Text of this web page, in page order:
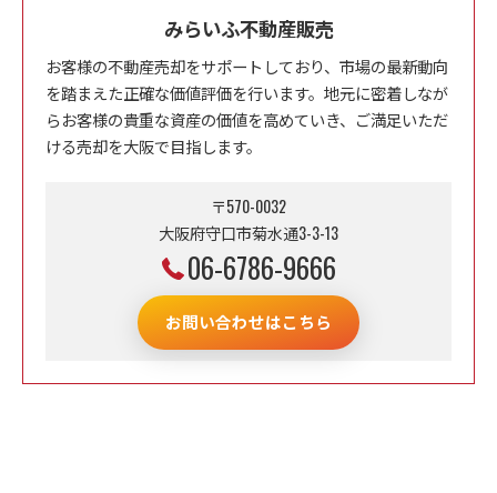
みらいふ不動産販売
お客様の不動産売却をサポートしており、市場の最新動向
を踏まえた正確な価値評価を行います。地元に密着しなが
らお客様の貴重な資産の価値を高めていき、ご満足いただ
ける売却を大阪で目指します。
〒570-0032
大阪府守口市菊水通3-3-13
06-6786-9666
お問い合わせはこちら